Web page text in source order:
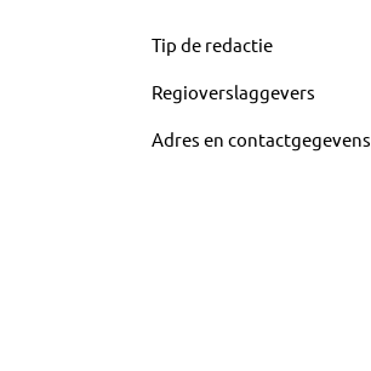
Tip de redactie
Regioverslaggevers
Adres en contactgegevens